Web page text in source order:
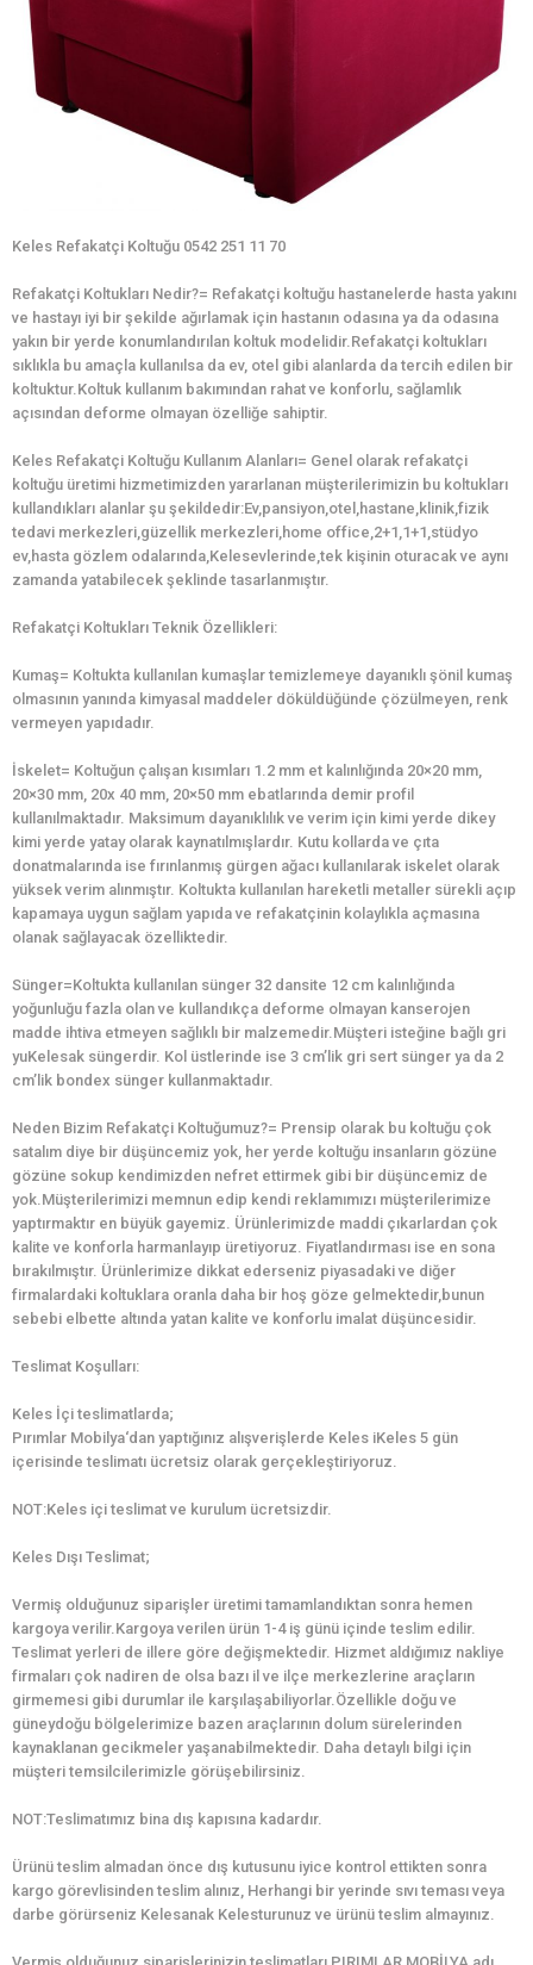
Keles Refakatçi Koltuğu 0542 251 11 70
Refakatçi Koltukları Nedir?= Refakatçi koltuğu hastanelerde hasta yakını
ve hastayı iyi bir şekilde ağırlamak için hastanın odasına ya da odasına
yakın bir yerde konumlandırılan koltuk modelidir.Refakatçi koltukları
sıklıkla bu amaçla kullanılsa da ev, otel gibi alanlarda da tercih edilen bir
koltuktur.Koltuk kullanım bakımından rahat ve konforlu, sağlamlık
açısından deforme olmayan özelliğe sahiptir.
Keles Refakatçi Koltuğu Kullanım Alanları= Genel olarak refakatçi
koltuğu üretimi hizmetimizden yararlanan müşterilerimizin bu koltukları
kullandıkları alanlar şu şekildedir:Ev,pansiyon,otel,hastane,klinik,fizik
tedavi merkezleri,güzellik merkezleri,home office,2+1,1+1,stüdyo
ev,hasta gözlem odalarında,Kelesevlerinde,tek kişinin oturacak ve aynı
zamanda yatabilecek şeklinde tasarlanmıştır.
Refakatçi Koltukları Teknik Özellikleri:
Kumaş= Koltukta kullanılan kumaşlar temizlemeye dayanıklı şönil kumaş
olmasının yanında kimyasal maddeler döküldüğünde çözülmeyen, renk
vermeyen yapıdadır.
İskelet= Koltuğun çalışan kısımları 1.2 mm et kalınlığında 20×20 mm,
20×30 mm, 20x 40 mm, 20×50 mm ebatlarında demir profil
kullanılmaktadır. Maksimum dayanıklılık ve verim için kimi yerde dikey
kimi yerde yatay olarak kaynatılmışlardır. Kutu kollarda ve çıta
donatmalarında ise fırınlanmış gürgen ağacı kullanılarak iskelet olarak
yüksek verim alınmıştır. Koltukta kullanılan hareketli metaller sürekli açıp
kapamaya uygun sağlam yapıda ve refakatçinin kolaylıkla açmasına
olanak sağlayacak özelliktedir.
Sünger=Koltukta kullanılan sünger 32 dansite 12 cm kalınlığında
yoğunluğu fazla olan ve kullandıkça deforme olmayan kanserojen
madde ihtiva etmeyen sağlıklı bir malzemedir.Müşteri isteğine bağlı gri
yuKelesak süngerdir. Kol üstlerinde ise 3 cm’lik gri sert sünger ya da 2
cm’lik bondex sünger kullanmaktadır.
Neden Bizim Refakatçi Koltuğumuz?= Prensip olarak bu koltuğu çok
satalım diye bir düşüncemiz yok, her yerde koltuğu insanların gözüne
gözüne sokup kendimizden nefret ettirmek gibi bir düşüncemiz de
yok.Müşterilerimizi memnun edip kendi reklamımızı müşterilerimize
yaptırmaktır en büyük gayemiz. Ürünlerimizde maddi çıkarlardan çok
kalite ve konforla harmanlayıp üretiyoruz. Fiyatlandırması ise en sona
bırakılmıştır. Ürünlerimize dikkat ederseniz piyasadaki ve diğer
firmalardaki koltuklara oranla daha bir hoş göze gelmektedir,bunun
sebebi elbette altında yatan kalite ve konforlu imalat düşüncesidir.
Teslimat Koşulları:
Keles İçi teslimatlarda;
Pırımlar Mobilya‘dan yaptığınız alışverişlerde Keles iKeles 5 gün
içerisinde teslimatı ücretsiz olarak gerçekleştiriyoruz.
NOT:Keles içi teslimat ve kurulum ücretsizdir.
Keles Dışı Teslimat;
Vermiş olduğunuz siparişler üretimi tamamlandıktan sonra hemen
kargoya verilir.Kargoya verilen ürün 1-4 iş günü içinde teslim edilir.
Teslimat yerleri de illere göre değişmektedir. Hizmet aldığımız nakliye
firmaları çok nadiren de olsa bazı il ve ilçe merkezlerine araçların
girmemesi gibi durumlar ile karşılaşabiliyorlar.Özellikle doğu ve
güneydoğu bölgelerimize bazen araçlarının dolum sürelerinden
kaynaklanan gecikmeler yaşanabilmektedir. Daha detaylı bilgi için
müşteri temsilcilerimizle görüşebilirsiniz.
NOT:Teslimatımız bina dış kapısına kadardır.
Ürünü teslim almadan önce dış kutusunu iyice kontrol ettikten sonra
kargo görevlisinden teslim alınız, Herhangi bir yerinde sıvı teması veya
darbe görürseniz Kelesanak Kelesturunuz ve ürünü teslim almayınız.